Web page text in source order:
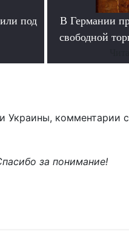
под
В Германии
свободной
Украины, комментарии
за понимание!